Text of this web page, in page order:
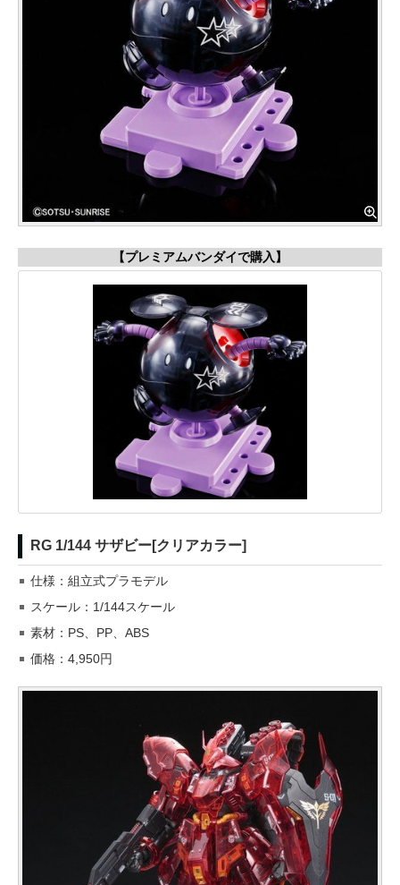
【プレミアムバンダイで購入】
RG 1/144 サザビー[クリアカラー]
仕様：組立式プラモデル
スケール：1/144スケール
素材：PS、PP、ABS
価格：4,950円